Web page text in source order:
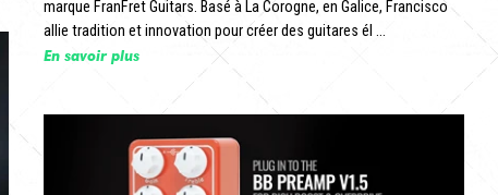
marque FranFret Guitars. Basé à La Corogne, en Galice, Francisco
allie tradition et innovation pour créer des guitares él ...
En savoir plus